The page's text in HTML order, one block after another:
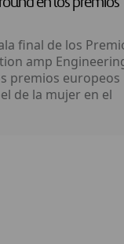
final de los
amp
premios europeos
de la mujer en el